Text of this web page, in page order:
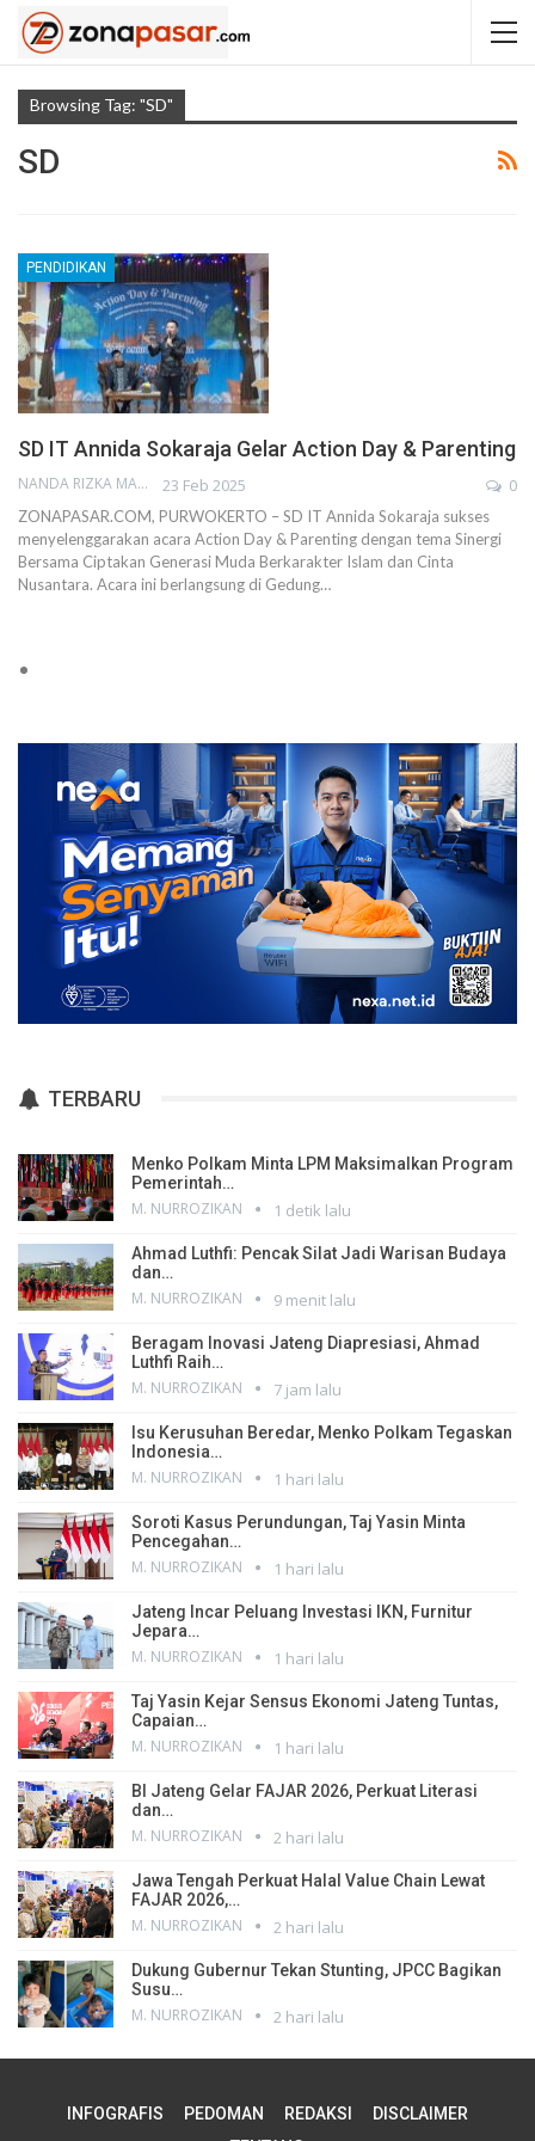
Browsing Tag: "SD"
SD
PENDIDIKAN
SD IT Annida Sokaraja Gelar Action Day & Parenting
NANDA RIZKA MAHENDRA 23 Feb 2025 0
ZONAPASAR.COM, PURWOKERTO – SD IT Annida Sokaraja sukses
menyelenggarakan acara Action Day & Parenting dengan tema Sinergi
Bersama Ciptakan Generasi Muda Berkarakter Islam dan Cinta
Nusantara. Acara ini berlangsung di Gedung…
TERBARU
Menko Polkam Minta LPM Maksimalkan Program
Pemerintah…
M. NURROZIKAN 1 detik lalu
Ahmad Luthfi: Pencak Silat Jadi Warisan Budaya
dan…
M. NURROZIKAN 9 menit lalu
Beragam Inovasi Jateng Diapresiasi, Ahmad
Luthfi Raih…
M. NURROZIKAN 7 jam lalu
Isu Kerusuhan Beredar, Menko Polkam Tegaskan
Indonesia…
M. NURROZIKAN 1 hari lalu
Soroti Kasus Perundungan, Taj Yasin Minta
Pencegahan…
M. NURROZIKAN 1 hari lalu
Jateng Incar Peluang Investasi IKN, Furnitur
Jepara…
M. NURROZIKAN 1 hari lalu
Taj Yasin Kejar Sensus Ekonomi Jateng Tuntas,
Capaian…
M. NURROZIKAN 1 hari lalu
BI Jateng Gelar FAJAR 2026, Perkuat Literasi
dan…
M. NURROZIKAN 2 hari lalu
Jawa Tengah Perkuat Halal Value Chain Lewat
FAJAR 2026,…
M. NURROZIKAN 2 hari lalu
Dukung Gubernur Tekan Stunting, JPCC Bagikan
Susu…
M. NURROZIKAN 2 hari lalu
INFOGRAFIS PEDOMAN REDAKSI
DISCLAIMER